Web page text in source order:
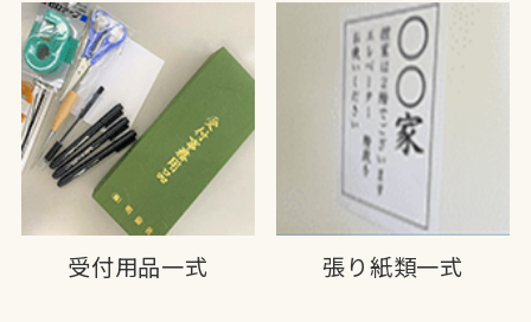
受付用品一式 張り紙類一式